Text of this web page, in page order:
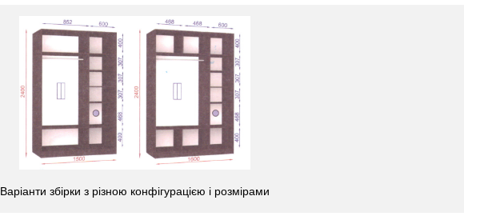
Варіанти збірки з різною конфігурацією і розмірами